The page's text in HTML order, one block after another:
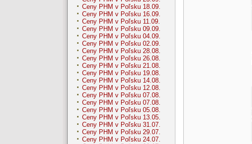
Ceny PHM v Poľsku 18.09.
Ceny PHM v Poľsku 16.09.
Ceny PHM v Poľsku 11.09.
Ceny PHM v Poľsku 09.09.
Ceny PHM v Poľsku 04.09.
Ceny PHM v Poľsku 02.09.
Ceny PHM v Poľsku 28.08.
Ceny PHM v Poľsku 26.08.
Ceny PHM v Poľsku 21.08.
Ceny PHM v Poľsku 19.08.
Ceny PHM v Poľsku 14.08.
Ceny PHM v Poľsku 12.08.
Ceny PHM v Poľsku 07.08.
Ceny PHM v Poľsku 07.08.
Ceny PHM v Poľsku 05.08.
Ceny PHM v Poľsku 13.05.
Ceny PHM v Poľsku 31.07.
Ceny PHM v Poľsku 29.07.
Ceny PHM v Poľsku 24.07.